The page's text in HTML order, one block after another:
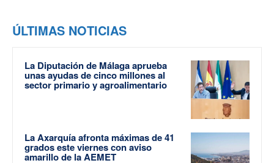
ÚLTIMAS NOTICIAS
La Diputación de Málaga aprueba
unas ayudas de cinco millones al
sector primario y agroalimentario
La Axarquía afronta máximas de 41
grados este viernes con aviso
amarillo de la AEMET